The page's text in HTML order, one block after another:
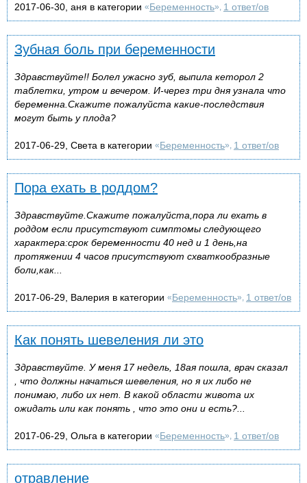
2017-06-30, аня в категории «Беременность», 1 ответ/ов
Зубная боль при беременности
Здравствуйте!! Болел ужасно зуб, выпила кеторол 2
таблетки, утром и вечером. И-через три дня узнала что
беременна.Скажите пожалуйста какие-последствия
могут быть у плода?
2017-06-29, Света в категории «Беременность», 1 ответ/ов
Пора ехать в роддом?
Здравствуйте.Скажите пожалуйста,пора ли ехать в
роддом если присутствуют симптомы следующего
характера:срок беременности 40 нед и 1 день,на
протяжении 4 часов присутствуют схваткообразные
боли,как...
2017-06-29, Валерия в категории «Беременность», 1 ответ/ов
Как понять шевеления ли это
Здравствуйте. У меня 17 недель, 18ая пошла, врач сказал
, что должны начаться шевеления, но я их либо не
понимаю, либо их нет. В какой области живота их
ожидать или как понять , что это они и есть?...
2017-06-29, Ольга в категории «Беременность», 1 ответ/ов
отравление